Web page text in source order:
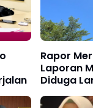
Rapor
Laporan
Diduga
Abaikan